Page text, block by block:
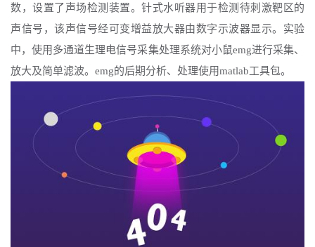
数，设置了声场检测装置。针式水听器用于检测待刺激靶区的
声信号，该声信号经可变增益放大器由数字示波器显示。实验
中，使用多通道生理电信号采集处理系统对小鼠emg进行采集、
放大及简单滤波。emg的后期分析、处理使用matlab工具包。